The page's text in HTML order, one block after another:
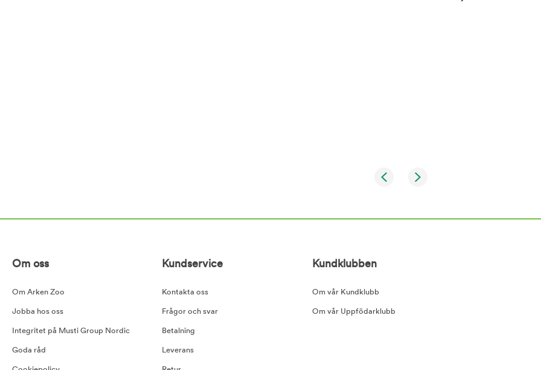
Om oss
Om Arken Zoo
Jobba hos oss
Integritet på Musti Group Nordic
Goda råd
Kundservice
Kontakta oss
Frågor och svar
Betalning
Leverans
Kundklubben
Om vår Kundklubb
Om vår Uppfödarklubb